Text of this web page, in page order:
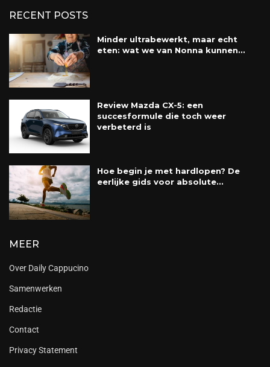
RECENT POSTS
Minder ultrabewerkt, maar echt
eten: wat we van Nonna kunnen...
Review Mazda CX-5: een
succesformule die toch weer
verbeterd is
Hoe begin je met hardlopen? De
eerlijke gids voor absolute...
MEER
Over Daily Cappucino
Samenwerken
Redactie
Contact
Privacy Statement